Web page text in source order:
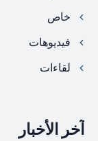
خاص
فيديوهات
لقاءات
آخر الأخبار